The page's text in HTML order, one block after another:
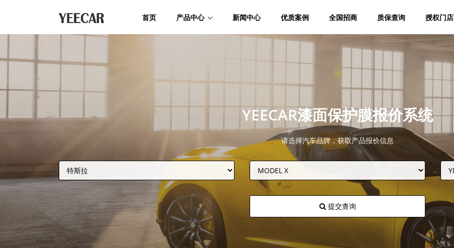
首页 产品中心 新闻中心 优质案例 全国招商 质保查询 授权门店
YEECAR漆面保护膜报价系统
请选择汽车品牌，获取产品报价信息
提交查询